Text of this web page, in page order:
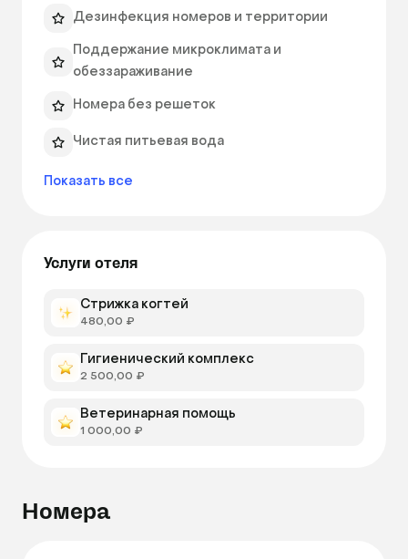
медицинские показания.
процедуры будут продолжены под контролем
специалистов нашей клиники.
Дезинфекция номеров и территории
Поддержание микроклимата и
обеззараживание
Номера без решеток
Чистая питьевая вода
Показать все
Услуги отеля
Стрижка когтей
480,00 ₽
Гигиенический комплекс
2 500,00 ₽
Ветеринарная помощь
1 000,00 ₽
Номера